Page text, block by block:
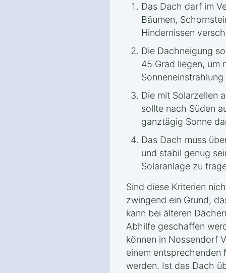
Das Dach darf im
Bäumen,
Hindernissen
Die Dachneigung
45 Grad liegen, um
Die mit Solarzellen
sollte nach Süden
ganztägig Sonne
Das Dach muss
und stabil genug
Solaranlage zu
Sind diese Kriterien
zwingend ein Grund,
kann bei älteren
Abhilfe geschaffen
können in Nossendorf
einem
werden. Ist das Dach